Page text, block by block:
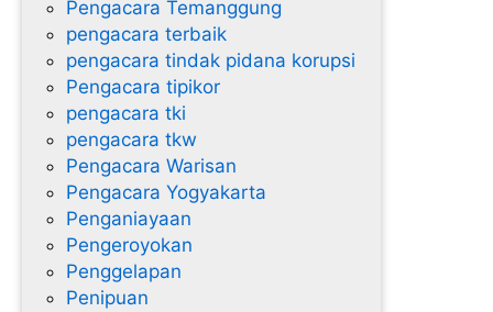
Pengacara Temanggung
pengacara terbaik
pengacara tindak pidana korupsi
Pengacara tipikor
pengacara tki
pengacara tkw
Pengacara Warisan
Pengacara Yogyakarta
Penganiayaan
Pengeroyokan
Penggelapan
Penipuan